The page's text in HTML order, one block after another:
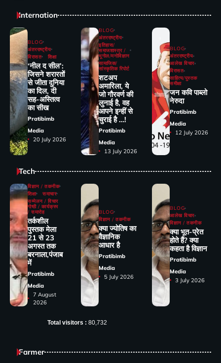
Internation
BLOG
अंतरराष्ट्रीय
विरासत
शिक्षा
‘नील द सील’:
जिसने शरारतों
से जीता दुनिया
का दिल, दी
सह-अस्तित्व
का सीख
Pratibimb
Media
20 July 2026
BLOG
अंतरराष्ट्रीय
इतिहास/
समाजशास्त्र /
भूगोल/मनोविज्ञान
सामाजिक/
सांस्कृतिक रिपोर्ट
शटअप
अमारिला, ये
जो गौरवर्ण की
लुनाई है, वह
आपने इन्हीं से
चुराई है …!
Pratibimb
Media
13 July 2026
BLOG
अंतरराष्ट्रीय
आलेख विचार
विरासत
साहित्य/पुस्तक
समीक्षा
जन कवि पाब्लो
नेरुदा
Pratibimb
Media
12 July 2026
Tech
विज्ञान / तकनीक
शिक्षा
समाचार
सम्मेलन / विचार
गोष्ठी / कार्यक्रम
/ समारोह
तर्कशील
पुस्तक मेला
21 से 23
अगस्त तक
बरनाला,पंजाब
में
Pratibimb
Media
7 August
2026
BLOG
विज्ञान / तकनीक
क्या ज्योतिष का
वैज्ञानिक
आधार है
Pratibimb
Media
5 July 2026
BLOG
आलेख विचार
विज्ञान / तकनीक
क्या भूत-प्रेत
होते हैं? क्या
कहता है विज्ञान
Pratibimb
Media
3 July 2026
Total visitors : 80,732
Farmer